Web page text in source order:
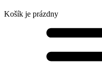
Košík je prázdny